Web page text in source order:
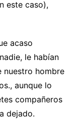
este caso),
acaso
le habían
nuestro hombre
aunque lo
compañeros
dejado.